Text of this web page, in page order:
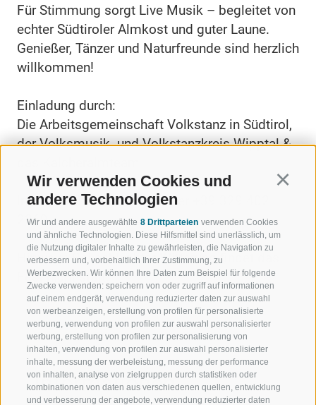
Wir verwenden Cookies und
andere Technologien
Wir und andere ausgewählte 8 Drittparteien verwenden Cookies
und ähnliche Technologien. Diese Hilfsmittel sind unerlässlich, um
die Nutzung digitaler Inhalte zu gewährleisten, die Navigation zu
verbessern und, vorbehaltlich Ihrer Zustimmung, zu
Werbezwecken. Wir können Ihre Daten zum Beispiel für folgende
Zwecke verwenden: speichern von oder zugriff auf informationen
auf einem endgerät, verwendung reduzierter daten zur auswahl
von werbeanzeigen, erstellung von profilen für personalisierte
werbung, verwendung von profilen zur auswahl personalisierter
werbung, erstellung von profilen zur personalisierung von
inhalten, verwendung von profilen zur auswahl personalisierter
inhalte, messung der werbeleistung, messung der performance
von inhalten, analyse von zielgruppen durch statistiken oder
kombinationen von daten aus verschiedenen quellen, entwicklung
und verbesserung der angebote, verwendung reduzierter daten
Für Stimmung sorgt Live Musik – begleitet von
echter Südtiroler Almkost und guter Laune.
Genießer, Tänzer und Naturfreunde sind herzlich
willkommen!
Einladung durch:
Die Arbeitsgemeinschaft Volkstanz in Südtirol,
der Volksmusik- und Volkstanzkreis Wipptal &
Info: +39 345 630 3060 oder +39 329 402
2269
Hinweis: Bei schlechter Witterung findet das
Fest nicht statt.
Informationen